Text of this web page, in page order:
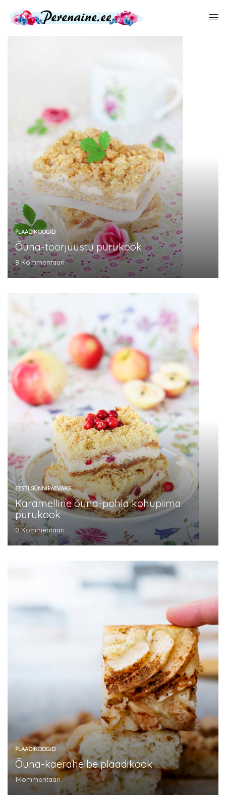
PLAADIKOOGID
Õuna-toorjuustu purukook
8Kommentaari
EESTI SÜNNIPÄEVAKS
Karamelline õuna-pohla kohupiima
purukook
0Kommentaari
PLAADIKOOGID
Õuna-kaerahelbe plaadikook
1Kommentaari